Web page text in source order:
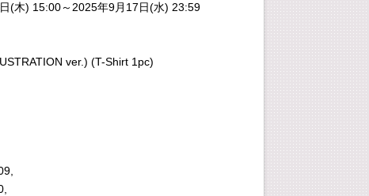
(木) 15:00～2025年9月17日(水) 23:59
ver.) (T-Shirt 1pc)